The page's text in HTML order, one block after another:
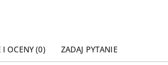
I OCENY (0) ZADAJ PYTANIE